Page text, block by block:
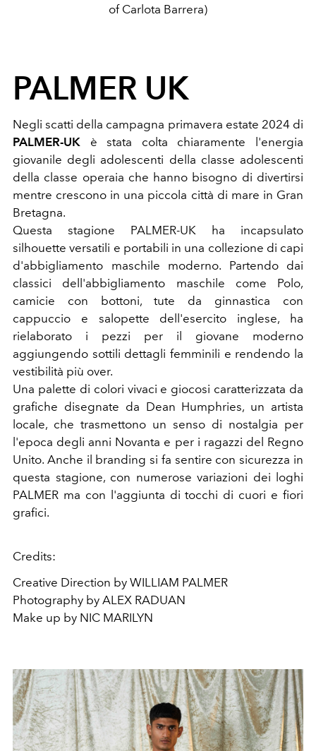
of Carlota Barrera)
PALMER UK
Negli scatti della campagna primavera estate 2024 di
PALMER-UK è stata colta chiaramente l'energia
giovanile degli adolescenti della classe adolescenti
della classe operaia che hanno bisogno di divertirsi
mentre crescono in una piccola città di mare in Gran
Bretagna.
Questa stagione PALMER-UK ha incapsulato
silhouette versatili e portabili in una collezione di capi
d'abbigliamento maschile moderno. Partendo dai
classici dell'abbigliamento maschile come Polo,
camicie con bottoni, tute da ginnastica con
cappuccio e salopette dell'esercito inglese, ha
rielaborato i pezzi per il giovane moderno
aggiungendo sottili dettagli femminili e rendendo la
vestibilità più over.
Una palette di colori vivaci e giocosi caratterizzata da
grafiche disegnate da Dean Humphries, un artista
locale, che trasmettono un senso di nostalgia per
l'epoca degli anni Novanta e per i ragazzi del Regno
Unito. Anche il branding si fa sentire con sicurezza in
questa stagione, con numerose variazioni dei loghi
PALMER ma con l'aggiunta di tocchi di cuori e fiori
grafici.
Credits:
Creative Direction by WILLIAM PALMER
Photography by ALEX RADUAN
Make up by NIC MARILYN